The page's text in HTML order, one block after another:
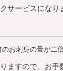
サービスになり
お刺身の量が二
ますので、お手